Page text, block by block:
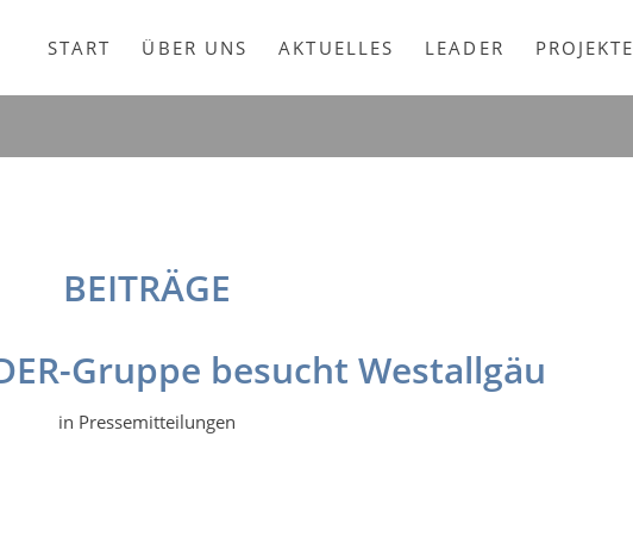
START ÜBER UNS AKTUELLES LEADER PROJEKTE
BEITRÄGE
Gruppe besucht Westallgäu
in Pressemitteilungen